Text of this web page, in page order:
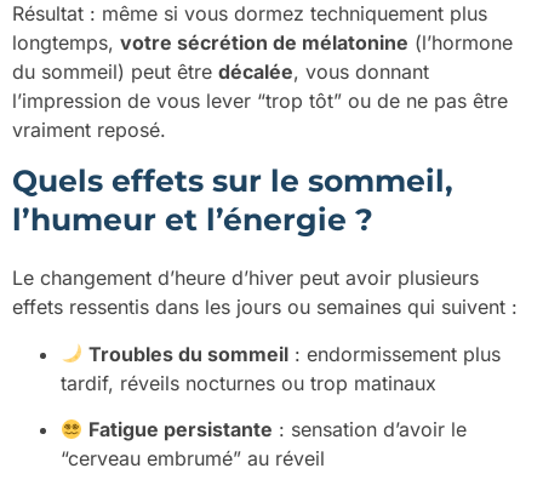
Résultat : même si vous dormez techniquement plus
longtemps, votre sécrétion de mélatonine (l’hormone
du sommeil) peut être décalée, vous donnant
l’impression de vous lever “trop tôt” ou de ne pas être
vraiment reposé.
Quels effets sur le sommeil,
l’humeur et l’énergie ?
Le changement d’heure d’hiver peut avoir plusieurs
effets ressentis dans les jours ou semaines qui suivent :
Troubles du sommeil : endormissement plus
tardif, réveils nocturnes ou trop matinaux
Fatigue persistante : sensation d’avoir le
“cerveau embrumé” au réveil